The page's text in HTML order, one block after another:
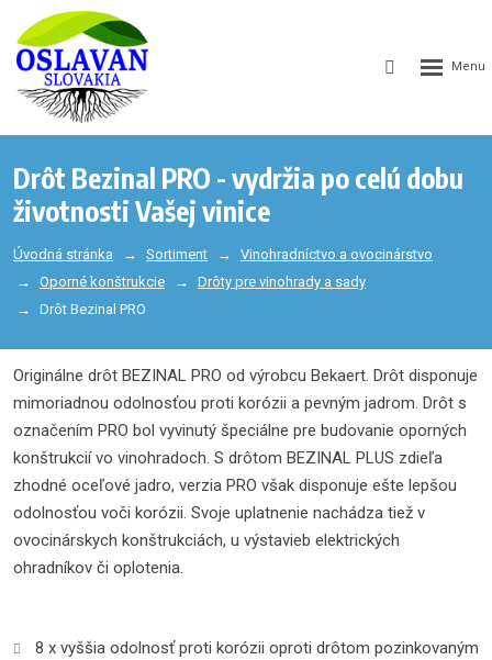
Drôt Bezinal PRO - vydržia po celú dobu
životnosti Vašej vinice
Úvodná stránka Sortiment
Vinohradníctvo a ovocinárstvo
Oporné konštrukcie
Drôty pre vinohrady a sady
Drôt Bezinal PRO
Originálne drôt BEZINAL PRO od výrobcu Bekaert. Drôt disponuje
mimoriadnou odolnosťou proti korózii a pevným jadrom. Drôt s
označením PRO bol vyvinutý špeciálne pre budovanie oporných
konštrukcií vo vinohradoch. S drôtom BEZINAL PLUS zdieľa
zhodné oceľové jadro, verzia PRO však disponuje ešte lepšou
odolnosťou voči korózii. Svoje uplatnenie nachádza tiež v
ovocinárskych konštrukciách, u výstavieb elektrických
ohradníkov či oplotenia.
8 x vyššia odolnosť proti korózii oproti drôtom pozinkovaným